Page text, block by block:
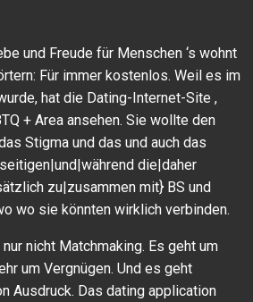
und Freude für Menschen ‘s wohnt
Für immer kostenlos. Weil es im
hat die Dating-Internet-Site ,
+ Area ansehen. Sie wollte den
Stigma und das und auch das
die|daher
zu|zusammen mit} BS und
wo sie könnten wirklich verbinden.
nicht Matchmaking. Es geht um
um Vergnügen. Und es geht
Ausdruck. Das dating application